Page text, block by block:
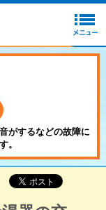
がするなどの故障に
。